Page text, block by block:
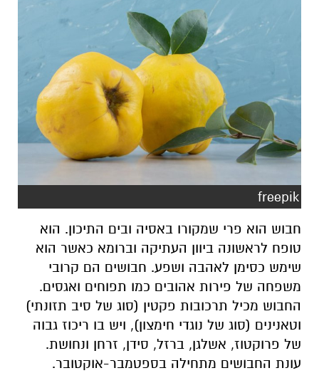
freepik
חבוש הוא פרי שמקורו באסיה ובים התיכון. הוא
טופח לראשונה ביוון העתיקה וברומא כאשר הוא
שימש כסימן לאהבה ושפע. חבושים הם קרובי
משפחה של פירות אהובים כמו תפוחים ואגסים.
החבוש מכיל תרכובות פקטין (סוג של סיב תזונתי)
וטאנינים (סוג של נוגדי חימצון), ויש בו ריכוז גבוה
של פרוקטוז, אשלגן, ברזל, סידן, זרחן ונחושת.
עונת החבושים מתחילה בספטמבר-אוקטובר.